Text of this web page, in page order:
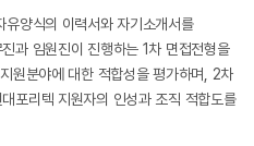
양식의 이력서와 자기소개서를
과 임원진이 진행하는 1차 면접전형을
원분야에 대한 적합성을 평가하며, 2차
포리텍 지원자의 인성과 조직 적합도를